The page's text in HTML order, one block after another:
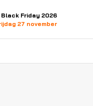
Black Friday 2026
27 november